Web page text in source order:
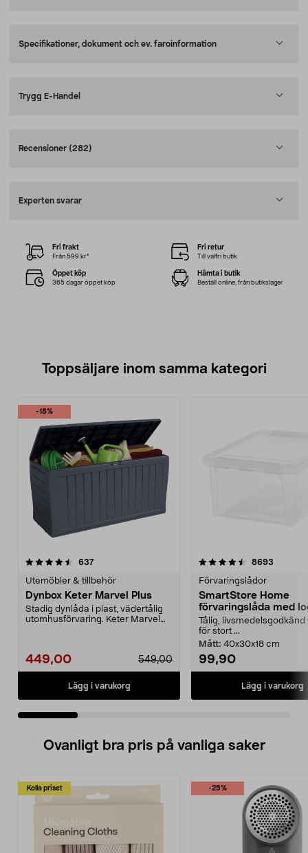
Specifikationer, dokument och ev. faroinformation
Trygg E-Handel
Recensioner (282)
Experten svarar
Fri frakt
Från 599 kr*
Fri retur
Till valfri butik
Öppet köp
365 dagar öppet köp
Hämta i butik
Beställ online, från butikslager
Toppsäljare inom samma kategori
-18%
637recensioner
Utemöbler & tillbehör
Dynbox Keter Marvel Plus
Stadig dynlåda i plast, vädertålig
utomhusförvaring. Keter Marvel
449,00 549,00
Lägg i varukorg
4.5 av 5 stjärnor 8693
Förvaringslådor
SmartStore Home
förvaringslåda med
Tålig,
för stort ...
Mått: 40x30x18 cm
99,90
Lägg i varukorg
4.5 av 5 stjärnor
Ovanligt bra pris på vanliga saker
Kolla priset -25%